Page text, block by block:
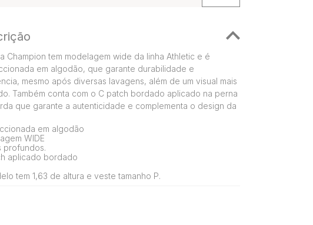
Champion tem modelagem wide da linha Athletic e é
em algodão, que garante durabilidade e
mesmo após diversas lavagens, além de um visual mais
Também conta com o C patch bordado aplicado na perna
que garante a autenticidade e complementa o design da
em algodão
WIDE
profundos.
aplicado bordado
tem 1,63 de altura e veste tamanho P.